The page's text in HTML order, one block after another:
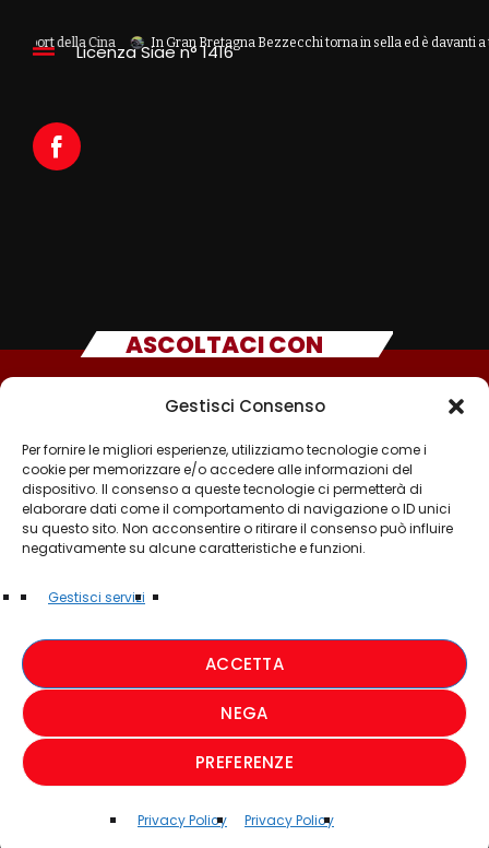
Gestisci Consenso
Per fornire le migliori esperienze, utilizziamo tecnologie come i
cookie per memorizzare e/o accedere alle informazioni del
dispositivo. Il consenso a queste tecnologie ci permetterà di
elaborare dati come il comportamento di navigazione o ID unici
su questo sito. Non acconsentire o ritirare il consenso può influire
negativamente su alcune caratteristiche e funzioni.
Gestisci servizi
ACCETTA
NEGA
PREFERENZE
Privacy Policy Privacy Policy
Cina In Gran Bretagna Bezzecchi torna in sella ed è davanti a tutti nelle
Licenza Siae n° 1416
ASCOLTACI CON
PRIVACY POLICY
COOKIE POLICY